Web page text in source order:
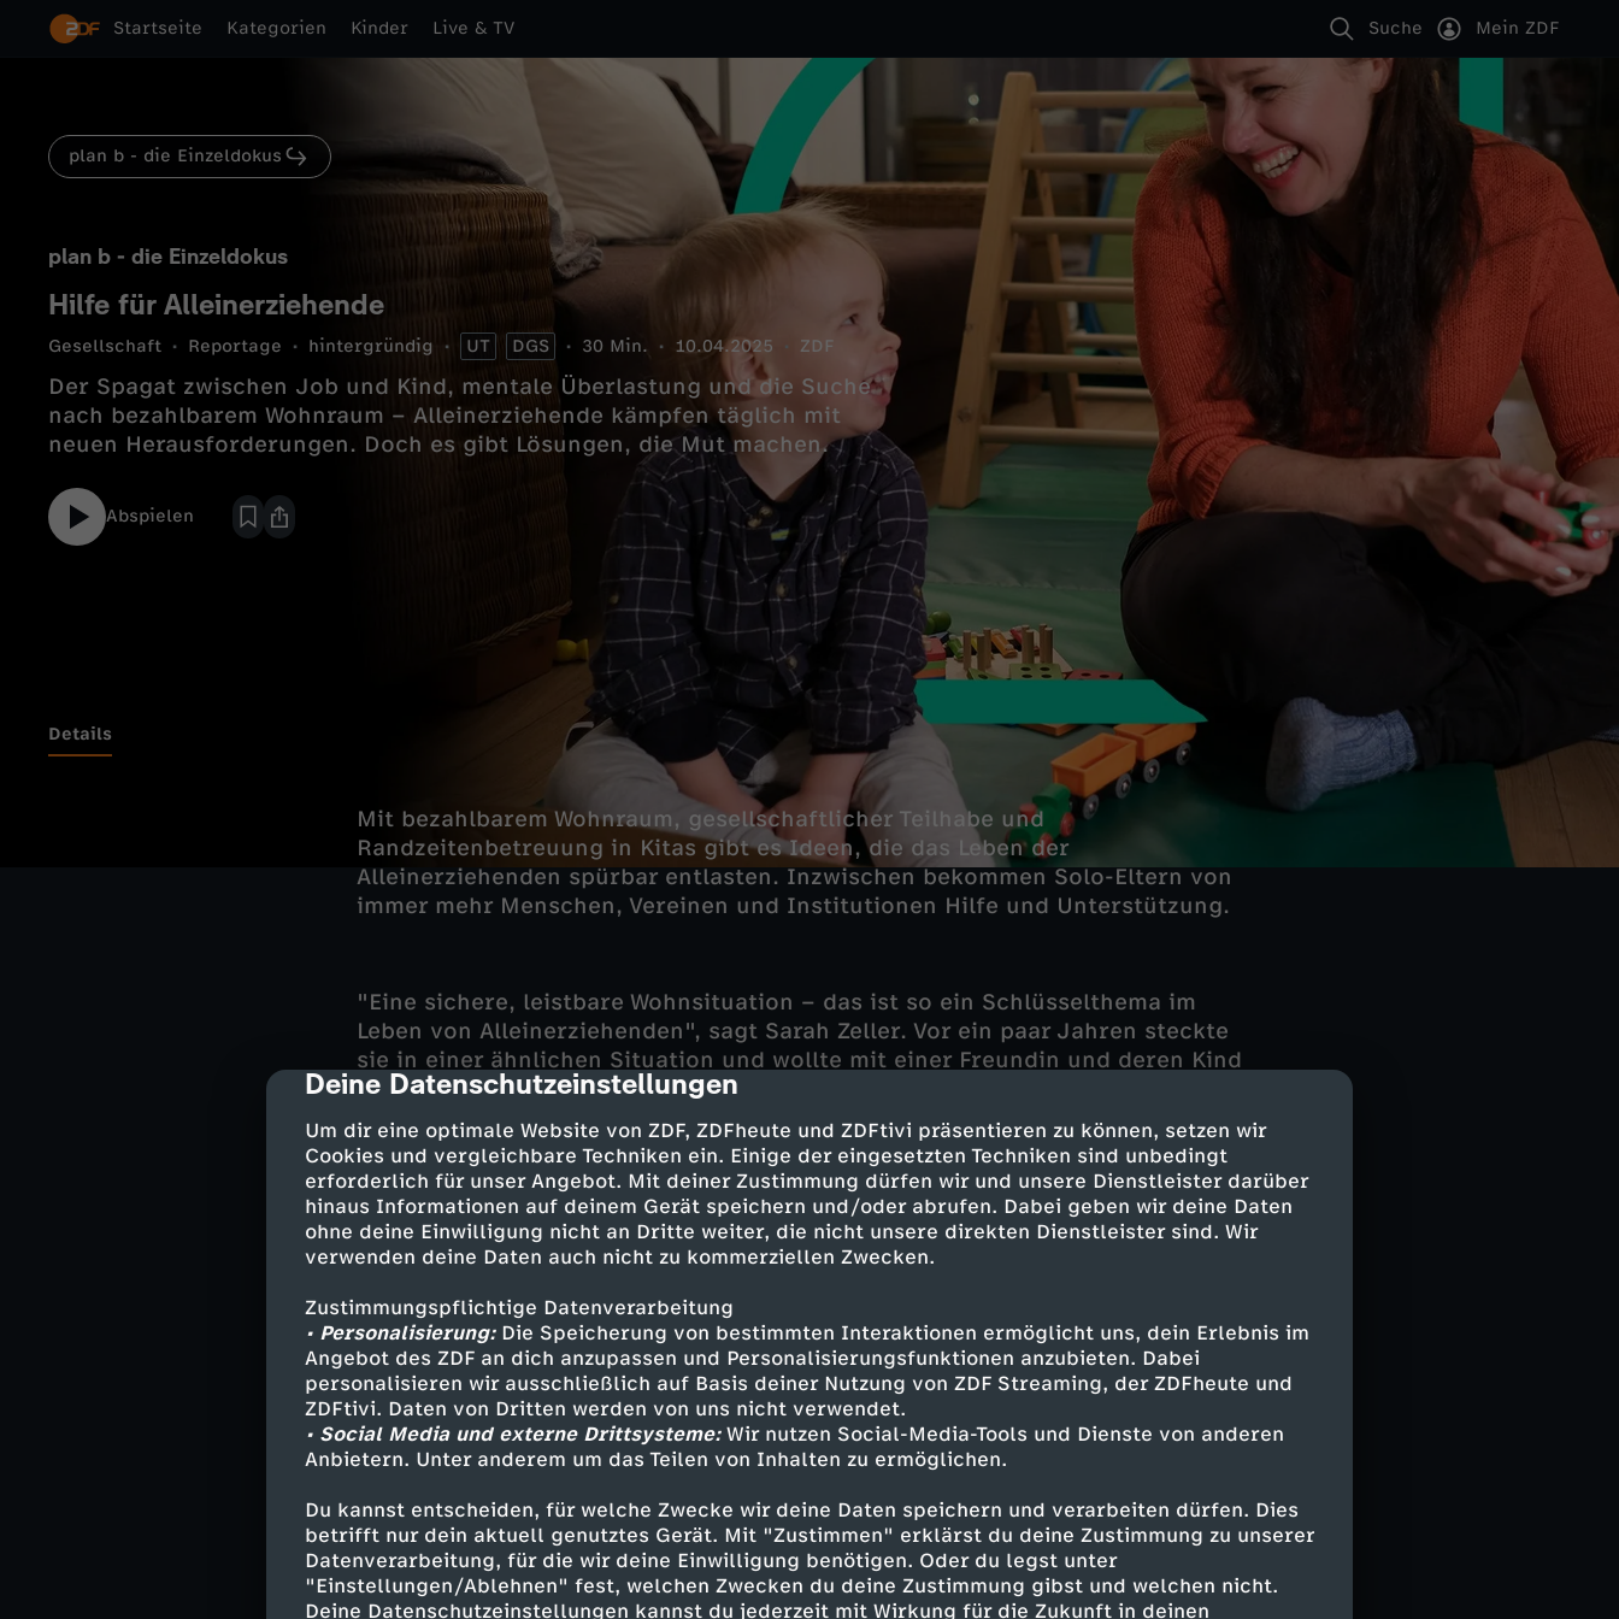
cmp-dialog-description
Deine Datenschutzeinstellungen
Um dir eine optimale Website von ZDF, ZDFheute und ZDFtivi präsentieren zu können, setzen wir
Cookies und vergleichbare Techniken ein. Einige der eingesetzten Techniken sind unbedingt
erforderlich für unser Angebot. Mit deiner Zustimmung dürfen wir und unsere Dienstleister darüber
hinaus Informationen auf deinem Gerät speichern und/oder abrufen. Dabei geben wir deine Daten
ohne deine Einwilligung nicht an Dritte weiter, die nicht unsere direkten Dienstleister sind. Wir
verwenden deine Daten auch nicht zu kommerziellen Zwecken.
Zustimmungspflichtige Datenverarbeitung
• Personalisierung:Die Speicherung von bestimmten Interaktionen ermöglicht uns, dein Erlebnis im
Angebot des ZDF an dich anzupassen und Personalisierungsfunktionen anzubieten. Dabei
personalisieren wir ausschließlich auf Basis deiner Nutzung von ZDF Streaming, der ZDFheute und
ZDFtivi. Daten von Dritten werden von uns nicht verwendet.
• Social Media und externe Drittsysteme:Wir nutzen Social-Media-Tools und Dienste von anderen
Anbietern. Unter anderem um das Teilen von Inhalten zu ermöglichen.
Du kannst entscheiden, für welche Zwecke wir deine Daten speichern und verarbeiten dürfen. Dies
betrifft nur dein aktuell genutztes Gerät. Mit "Zustimmen" erklärst du deine Zustimmung zu unserer
Datenverarbeitung, für die wir deine Einwilligung benötigen. Oder du legst unter
"Einstellungen/Ablehnen" fest, welchen Zwecken du deine Zustimmung gibst und welchen nicht.
Deine Datenschutzeinstellungen kannst du jederzeit mit Wirkung für die Zukunft in deinen
Startseite Kategorien Kinder Live & TV Suche Mein ZDF
plan b - die Einzeldokus
plan b - die Einzeldokus
Hilfe für Alleinerziehende
Gesellschaft Reportage hintergründig UT DGS 30 Min. 10.04.2025 ZDF
Der Spagat zwischen Job und Kind, mentale Überlastung und die Suche
nach bezahlbarem Wohnraum – Alleinerziehende kämpfen täglich mit
neuen Herausforderungen. Doch es gibt Lösungen, die Mut machen.
Abspielen
Details
Mit bezahlbarem Wohnraum, gesellschaftlicher Teilhabe und
Randzeitenbetreuung in Kitas gibt es Ideen, die das Leben der
Alleinerziehenden spürbar entlasten. Inzwischen bekommen Solo-Eltern von
immer mehr Menschen, Vereinen und Institutionen Hilfe und Unterstützung.
"Eine sichere, leistbare Wohnsituation – das ist so ein Schlüsselthema im
Leben von Alleinerziehenden", sagt Sarah Zeller. Vor ein paar Jahren steckte
sie in einer ähnlichen Situation und wollte mit einer Freundin und deren Kind
eine Alleinerziehenden-WG gründen. Vergeblich suchten sie nach einer
bezahlbaren und räumlich geeigneten Wohnung. Aus dieser Not heraus
entsteht ein innovativer Ansatz. 2015 gründet die Deutsche in Wien den
gemeinnützigen Verein JUNO. Dieser plant und entwickelt zusammen mit
Bauträgern kompakte und kostengünstige Wohnungen für Alleinerziehende.
Der Verein ist bei der Vergabe beteiligt und betreut die Bewohnerinnen und
Bewohner auch nach dem Einzug. Mit ihrer Idee hat die Gründerin mittlerweile
Die belgische Region Wallonien hat sich die soziale Stärkung der
Alleinerziehenden zum Ziel gesetzt. Amandine Dedoncker ist als
Sozialarbeiterin Teil des Programms "Relais Familles Mono" und kreiert
Angebote, die auf die Bedürfnisse der Alleinerziehenden zugeschnitten sind.
Ob Schreiner-Workshops oder gemeinsame Koch- und Bastelabende - mit dem
andere Mütter oder Väter kennenlernen und Teil einer Gemeinschaft sein. Als
eine besonders von Einsamkeit betroffene Bevölkerungsgruppe ist das für
ihre psychische Gesundheit enorm wichtig.